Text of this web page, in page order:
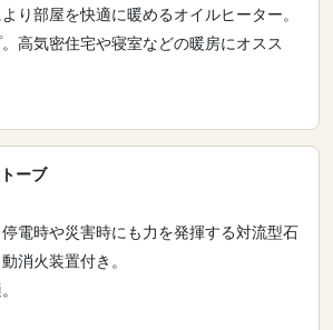
り部屋を快適に暖めるオイルヒーター。
高気密住宅や寝室などの暖房にオスス
ーブ
電時や災害時にも力を発揮する対流型石
消火装置付き。